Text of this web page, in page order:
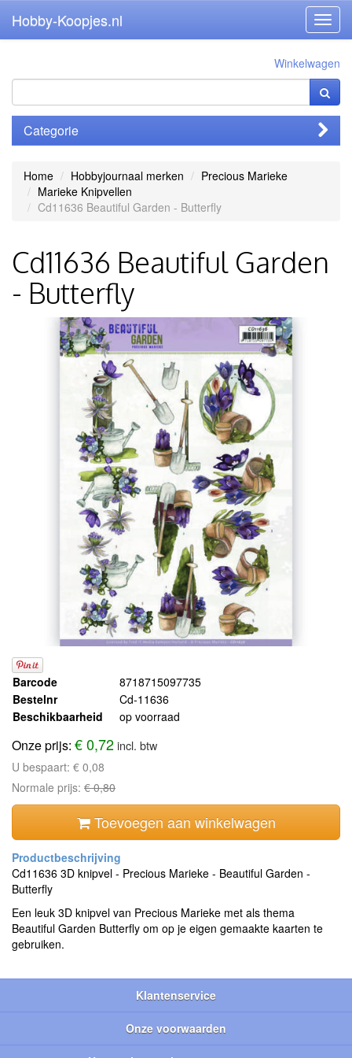
Hobby-Koopjes.nl
Winkelwagen
Categorie
Home Hobbyjournaal merken
Precious Marieke
Marieke Knipvellen
Cd11636 Beautiful Garden - Butterfly
Cd11636 Beautiful Garden
- Butterfly
Barcode
8718715097735
Bestelnr
Cd-11636
Beschikbaarheid
op voorraad
Onze prijs: € 0,72incl. btw
U bespaart: € 0,08
Normale prijs: € 0,80
Toevoegen aan winkelwagen
Cd11636 3D knipvel - Precious Marieke - Beautiful Garden -
Butterfly
Een leuk 3D knipvel van Precious Marieke met als thema
Beautiful Garden Butterfly om op je eigen gemaakte kaarten te
gebruiken.
Klantenservice
Onze voorwaarden